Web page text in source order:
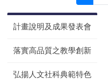
​計畫說明及成果發表會
落實高品質之教學創新
弘揚人文社科典範特色